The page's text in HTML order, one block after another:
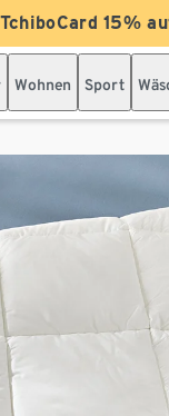
15%
Wohnen Sport